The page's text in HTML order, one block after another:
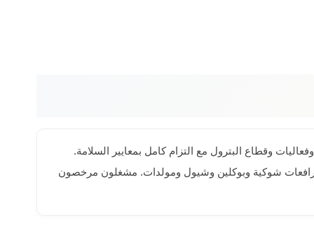
وقطاع البترول مع التزام كامل بمعايير السلامة.
معدة تغطي كافة الاحتياجات: مان لفت بارتفاعات حتى 43 متر وسيزر لفت حتى 22 متر وكرينات حتى 500 طن ورافعات شوكية وبوكلين وشيول ومولدات. مشغلون مرخصون